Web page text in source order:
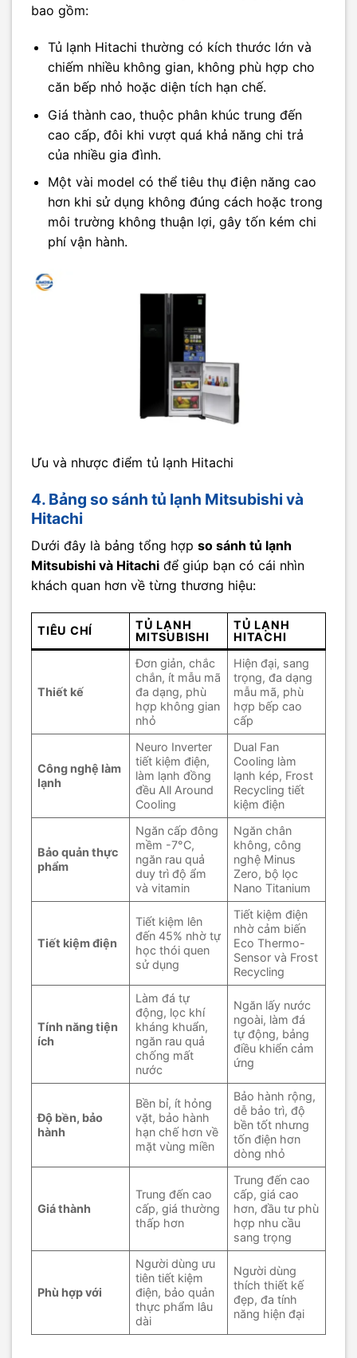
bao gồm:
Tủ lạnh Hitachi thường có kích thước lớn và
chiếm nhiều không gian, không phù hợp cho
căn bếp nhỏ hoặc diện tích hạn chế.
Giá thành cao, thuộc phân khúc trung đến
cao cấp, đôi khi vượt quá khả năng chi trả
của nhiều gia đình.
Một vài model có thể tiêu thụ điện năng cao
hơn khi sử dụng không đúng cách hoặc trong
môi trường không thuận lợi, gây tốn kém chi
phí vận hành.
Ưu và nhược điểm tủ lạnh Hitachi
4. Bảng so sánh tủ lạnh Mitsubishi và
Hitachi
Dưới đây là bảng tổng hợp so sánh tủ lạnh
Mitsubishi và Hitachi để giúp bạn có cái nhìn
khách quan hơn về từng thương hiệu:
TIÊU CHÍ
TỦ LẠNH
MITSUBISHI
TỦ LẠNH
HITACHI
Thiết kế
Đơn giản, chắc
chắn, ít mẫu mã
đa dạng, phù
hợp không gian
nhỏ
Hiện đại, sang
trọng, đa dạng
mẫu mã, phù
hợp bếp cao
cấp
Công nghệ làm
lạnh
Neuro Inverter
tiết kiệm điện,
làm lạnh đồng
đều All Around
Cooling
Dual Fan
Cooling làm
lạnh kép, Frost
Recycling tiết
kiệm điện
Bảo quản thực
phẩm
Ngăn cấp đông
mềm -7°C,
ngăn rau quả
duy trì độ ẩm
và vitamin
Ngăn chân
không, công
nghệ Minus
Zero, bộ lọc
Nano Titanium
Tiết kiệm điện
Tiết kiệm lên
đến 45% nhờ tự
học thói quen
sử dụng
Tiết kiệm điện
nhờ cảm biến
Eco Thermo-
Sensor và Frost
Recycling
Tính năng tiện
ích
Làm đá tự
động, lọc khí
kháng khuẩn,
ngăn rau quả
chống mất
nước
Ngăn lấy nước
ngoài, làm đá
tự động, bảng
điều khiển cảm
ứng
Độ bền, bảo
hành
Bền bỉ, ít hỏng
vặt, bảo hành
hạn chế hơn về
mặt vùng miền
Bảo hành rộng,
dễ bảo trì, độ
bền tốt nhưng
tốn điện hơn
dòng nhỏ
Giá thành
Trung đến cao
cấp, giá thường
thấp hơn
Trung đến cao
cấp, giá cao
hơn, đầu tư phù
hợp nhu cầu
sang trọng
Phù hợp với
Người dùng ưu
tiên tiết kiệm
điện, bảo quản
thực phẩm lâu
dài
Người dùng
thích thiết kế
đẹp, đa tính
năng hiện đại